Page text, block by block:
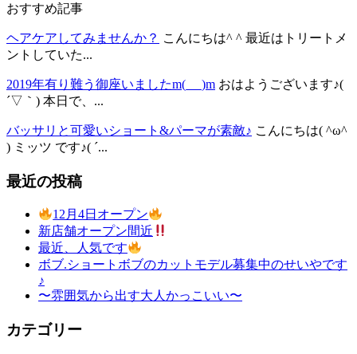
おすすめ記事
ヘアケアしてみませんか？ こんにちは^ ^ 最近はトリートメ
ントしていた...
2019年有り難う御座いましたm(_ _)m おはようございます♪(
´▽｀) 本日で、...
バッサリと可愛いショート&パーマが素敵♪ こんにちは( ^ω^
) ミッツ です♪( ´...
最近の投稿
12月4日オープン
新店舗オープン間近
最近、人気です
ボブ.ショートボブのカットモデル募集中のせいやです
♪
〜雰囲気から出す大人かっこいい〜
カテゴリー